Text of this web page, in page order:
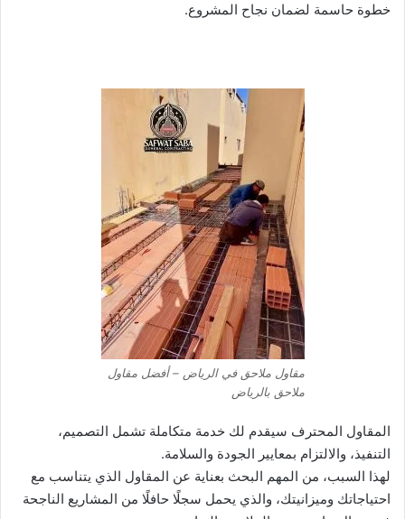
خطوة حاسمة لضمان نجاح المشروع.
مقاول ملاحق في الرياض – أفضل مقاول
ملاحق بالرياض
المقاول المحترف سيقدم لك خدمة متكاملة تشمل التصميم،
التنفيذ، والالتزام بمعايير الجودة والسلامة.
لهذا السبب، من المهم البحث بعناية عن المقاول الذي يتناسب مع
احتياجاتك وميزانيتك، والذي يحمل سجلًا حافلًا من المشاريع الناجحة